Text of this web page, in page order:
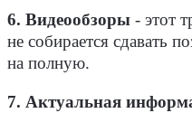
6. Видеообзоры - этот
не собирается сдавать
на полную.
7. Актуальная